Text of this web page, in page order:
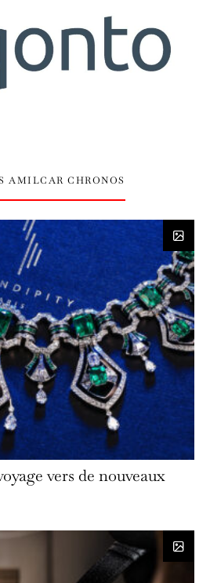
AMILCAR CHRONOS
vers de nouveaux